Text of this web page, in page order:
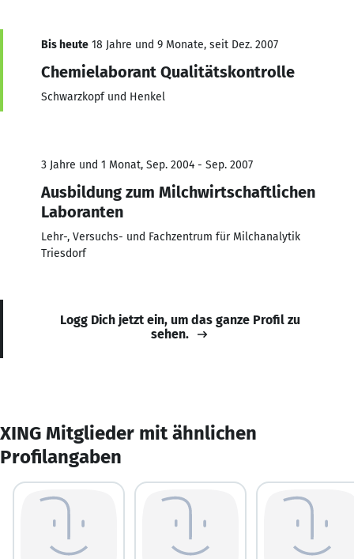
Bis heute 18 Jahre und 9 Monate, seit Dez. 2007
Chemielaborant Qualitätskontrolle
Schwarzkopf und Henkel
3 Jahre und 1 Monat, Sep. 2004 - Sep. 2007
Ausbildung zum Milchwirtschaftlichen
Laboranten
Lehr-, Versuchs- und Fachzentrum für Milchanalytik
Triesdorf
Logg Dich jetzt ein, um das ganze Profil zu
sehen.
XING Mitglieder mit ähnlichen
Profilangaben